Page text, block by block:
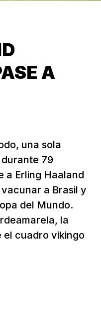
A
una sola
79
a Erling Haaland
a Brasil y
del Mundo.
la
el cuadro vikingo